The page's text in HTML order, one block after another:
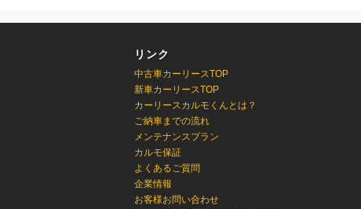
リンク
中古車カーリースTOP
新車カーリースTOP
カーリースカルモくんとは？
ご納車までの流れ
メンテナンスプラン
カルモ保証
よくあるご質問
企業情報
お客様お問い合わせ